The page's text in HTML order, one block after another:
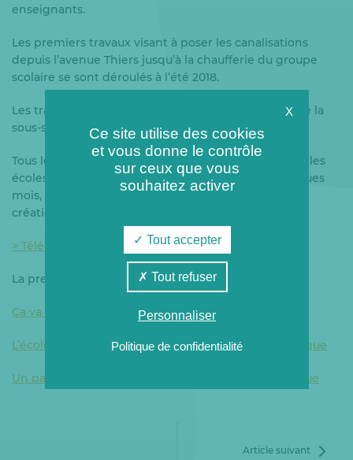
enseignants.
Les premiers travaux visant à poser les canalisations
depuis l’avenue Thiers jusqu’à la chaufferie du groupe
scolaire se sont déroulés à l’été 2018.
Les travaux d’aménagement et de raccordement de la
sous-station seront réalisés courant 2019.
Tous les bâtiments communaux de la Ville de Brive (les
écoles, le centre aquatique, etc.) seront, dans quelques
mois, raccordés au réseau de chaleur en cours de
création.
> Télécharger le communiqué de presse
La presse en parle
Ça va chauffer à l’école La Salle !
L’école privée – La Salle signe sa transition énergétique
Un partenariat au service de la transition énergétique
Article suivant
X
Ce site utilise des cookies
et vous donne le contrôle
sur ceux que vous
souhaitez activer
Tout accepter
Tout refuser
Personnaliser
Politique de confidentialité